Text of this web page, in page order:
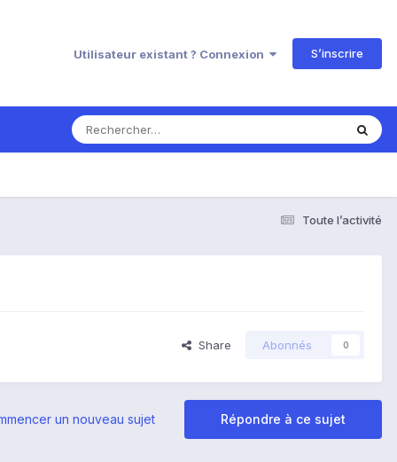
Utilisateur existant ? Connexion S’inscrire
Toute l’activité
Share Abonnés 0
Répondre à ce sujet
un nouveau sujet